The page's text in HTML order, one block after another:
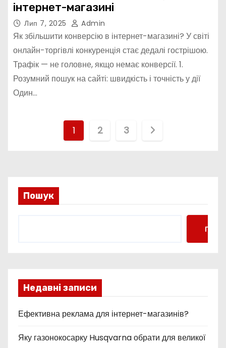
інтернет-магазині
Лип 7, 2025 Admin
Як збільшити конверсію в інтернет-магазині? У світі
онлайн-торгівлі конкуренція стає дедалі гострішою.
Трафік — не головне, якщо немає конверсії. 1.
Розумний пошук на сайті: швидкість і точність у дії
Один…
і
я
з
а
1 2 3
Пошук
Недавні записи
Ефективна реклама для інтернет-магазинів?
Яку газонокосарку Husqvarna обрати для великої